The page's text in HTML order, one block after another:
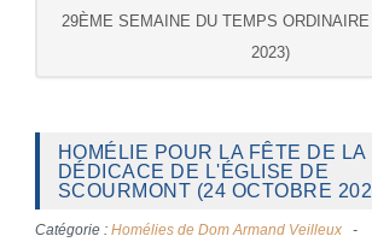
29ÈME SEMAINE DU TEMPS
2023)
HOMÉLIE POUR LA FÊTE DE LA
DÉDICACE DE L'ÉGLISE DE
SCOURMONT (24 OCTOBRE
Catégorie : Homélies de Dom Armand Veilleux